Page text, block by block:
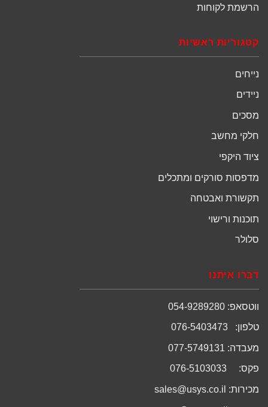
הרשמת לקוחות
קטגוריות ראשיות
נייחים
ניידים
מסכים
חלקי מחשב
ציוד היקפי
מדפסות סורקים ומתכלים
תקשורת ואבטחה
תוכנות ורישוי
סלולר
דברו איתנו
ווטסאפ: 054-9289280
טלפון: 076-5403473
מעבדה: 077-5749131
פקס: 076-5103033
מכירות: sales@usys.co.il